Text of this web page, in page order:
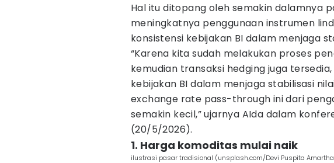
Hal itu ditopang oleh semakin dalamnya
meningkatnya penggunaan instrumen
konsistensi kebijakan BI dalam menjaga
“Karena kita sudah melakukan proses
kemudian transaksi hedging juga
kebijakan BI dalam menjaga stabilisasi
exchange rate pass-through ini dari
semakin kecil,” ujarnya AIda dalam
(20/5/2026).
1. Harga komoditas mulai naik
ilustrasi pasar tradisional (unsplash.com/Devi Puspita